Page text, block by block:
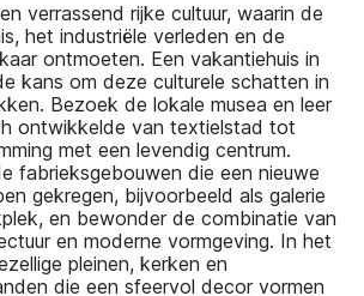
verrassend rijke cultuur, waarin de
het industriële verleden en de
ontmoeten. Een vakantiehuis in
kans om deze culturele schatten in
Bezoek de lokale musea en leer
ontwikkelde van textielstad tot
met een levendig centrum.
fabrieksgebouwen die een nieuwe
gekregen, bijvoorbeeld als galerie
en bewonder de combinatie van
en moderne vormgeving. In het
pleinen, kerken en
die een sfeervol decor vormen